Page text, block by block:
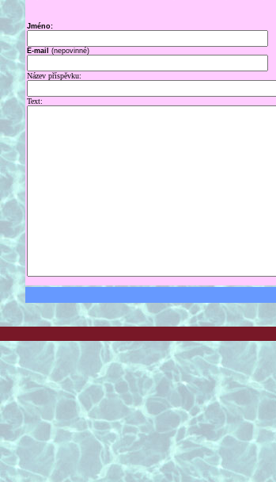
Jméno:
E-mail (nepovinné)
Název příspěvku:
Text: